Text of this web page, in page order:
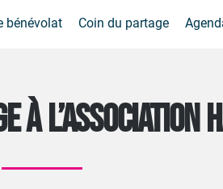
bénévolat Coin du partage
À L’ASSOCIATION